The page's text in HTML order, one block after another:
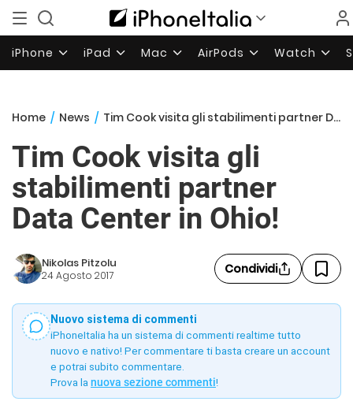
iPhone iPad Mac AirPods Watch
Home / News / Tim Cook visita gli stabilimenti partner Data Center in Ohio!
Tim Cook visita gli
stabilimenti partner
Data Center in Ohio!
Nikolas Pitzolu
24 Agosto 2017 Condividi
Nuovo sistema di commenti
iPhoneItalia ha un sistema di commenti realtime tutto
nuovo e nativo! Per commentare ti basta creare un account
e potrai subito commentare.
Prova la nuova sezione commenti!